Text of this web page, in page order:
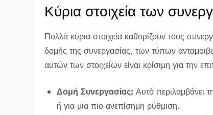
Κύρια στοιχεία των
Πολλά κύρια στοιχεία καθορίζουν τους
δομής της συνεργασίας, των τύπων
αυτών των στοιχείων είναι κρίσιμη για την
Δομή Συνεργασίας: Αυτό περιλαμβάνει
ή για μια πιο ανεπίσημη ρύθμιση.